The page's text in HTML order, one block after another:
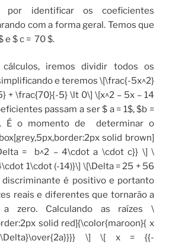
por identificar os coeficientes
com a forma geral. Temos que
e $ c = 70 $.
iremos dividir todos os
e teremos \[\frac{-5x^2}
+ \frac{70}{-5} \lt 0\] \[x^2 – 5x – 14
passam a ser $ a = 1$, $b =
É o momento de determinar o
solid brown]
= b^2 – 4\cdot a \cdot c}} \] \
1\cdot (-14)}\] \[\Delta = 25 + 56
discriminante é positivo e portanto
reais e diferentes que tornarão a
a zero. Calculando as raízes \
solid red]{\color{maroon}{ x
\] \[ x = {{-